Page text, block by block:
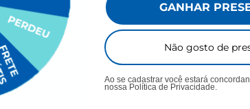
produtos que você viu,
GANHAR
Não gosto de
Ao se cadastrar você estará
nossa Política de Privacidade.